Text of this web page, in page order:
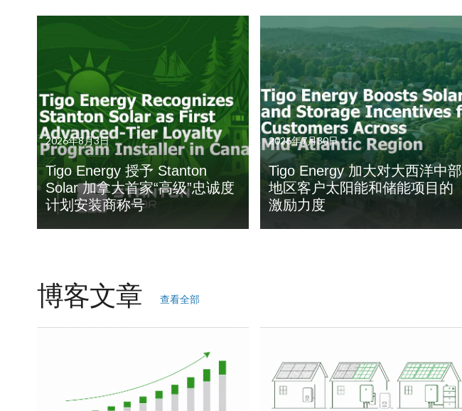
2026年8月3日
Tigo Energy 授予 Stanton
Solar 加拿大首家“高级”忠诚度
计划安装商称号
2026年7月30日
Tigo Energy 加大对大西洋中部
地区客户太阳能和储能项目的
激励力度
博客文章 查看全部